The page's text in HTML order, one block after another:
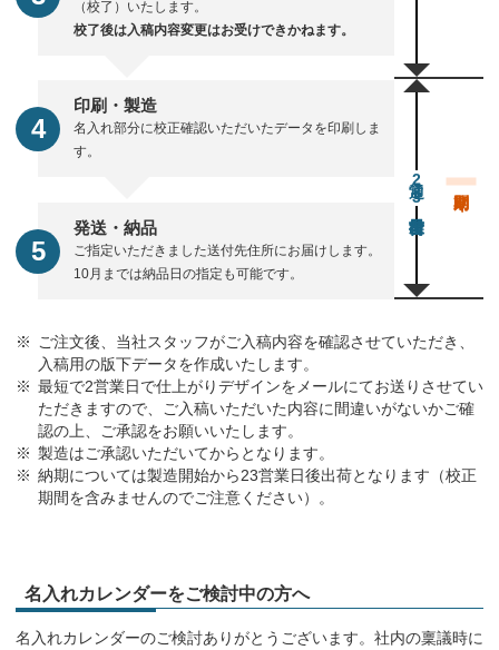
（校了）いたします。
校了後は入稿内容変更はお受けできかねます。
印刷・製造
名入れ部分に校正確認いただいたデータを印刷しま
す。
発送・納品
ご指定いただきました送付先住所にお届けします。
10月までは納品日の指定も可能です。
通常23営業日後出荷
ご注文後、当社スタッフがご入稿内容を確認させていただき、
入稿用の版下データを作成いたします。
最短で2営業日で仕上がりデザインをメールにてお送りさせてい
ただきますので、ご入稿いただいた内容に間違いがないかご確
認の上、ご承認をお願いいたします。
製造はご承認いただいてからとなります。
納期については製造開始から23営業日後出荷となります（校正
期間を含みませんのでご注意ください）。
名入れカレンダーをご検討中の方へ
名入れカレンダーのご検討ありがとうございます。社内の稟議時に